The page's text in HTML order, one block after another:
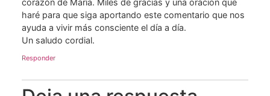
haré para que siga aportando este comentario que nos
ayuda a vivir más consciente el día a día.
Un saludo cordial.
Responder